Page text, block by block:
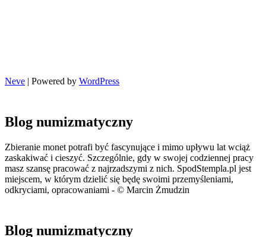
Neve | Powered by WordPress
Blog numizmatyczny
Zbieranie monet potrafi być fascynujące i mimo upływu lat wciąż
zaskakiwać i cieszyć. Szczególnie, gdy w swojej codziennej pracy
masz szansę pracować z najrzadszymi z nich. SpodStempla.pl jest
miejscem, w którym dzielić się będę swoimi przemyśleniami,
odkryciami, opracowaniami - © Marcin Żmudzin
Blog numizmatyczny